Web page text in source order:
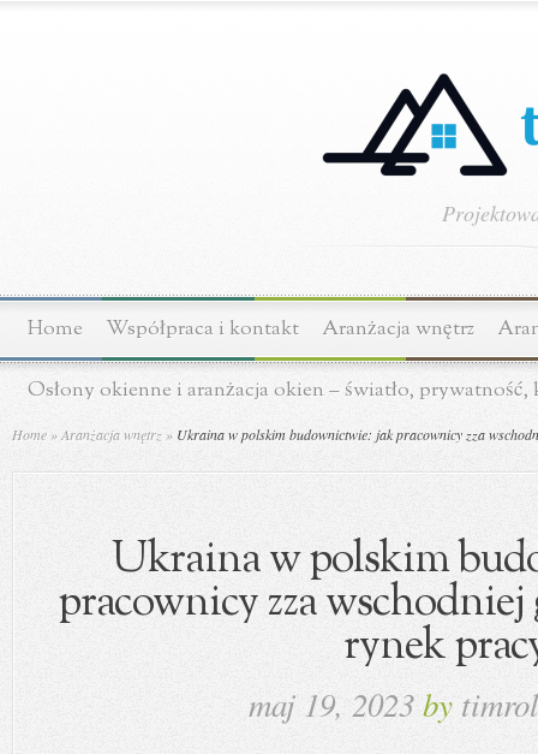
Home Współpraca i kontakt Aranżacja wnętrz
Osłony okienne i aranżacja okien – światło,
Home »Aranżacja wnętrz » Ukraina w polskim budownictwie: jak pracownicy zza
Ukraina w polskim
pracownicy zza wschodniej
rynek
maj 19, 2023by